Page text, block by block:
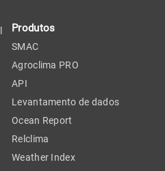
Produtos
SMAC
Agroclima PRO
API
Levantamento de dados
Ocean Report
Relclima
Weather Index